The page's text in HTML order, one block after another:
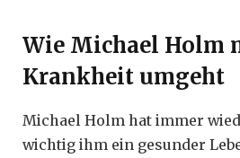
Wie Michael Holm
Krankheit umgeht
Michael Holm hat immer
wichtig ihm ein gesunder